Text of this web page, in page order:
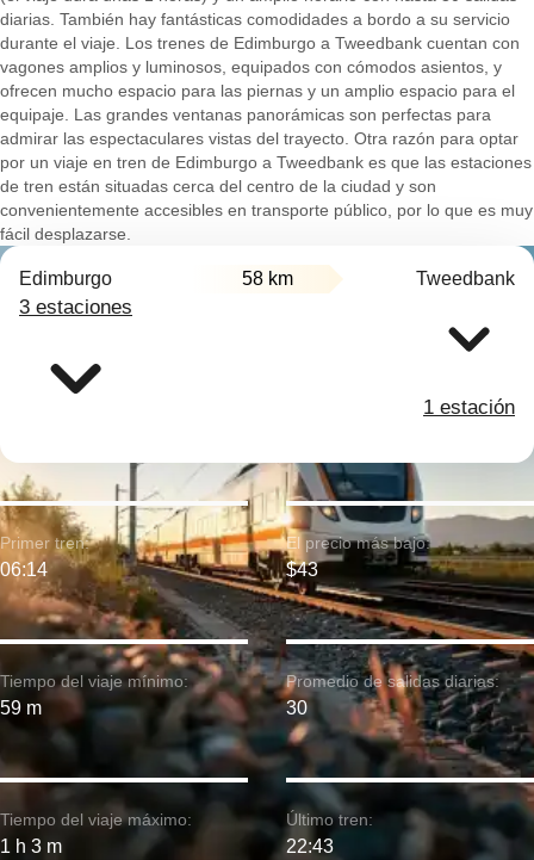
diarias. También hay fantásticas comodidades a bordo a su servicio
durante el viaje. Los trenes de Edimburgo a Tweedbank cuentan con
vagones amplios y luminosos, equipados con cómodos asientos, y
ofrecen mucho espacio para las piernas y un amplio espacio para el
equipaje. Las grandes ventanas panorámicas son perfectas para
admirar las espectaculares vistas del trayecto. Otra razón para optar
por un viaje en tren de Edimburgo a Tweedbank es que las estaciones
de tren están situadas cerca del centro de la ciudad y son
convenientemente accesibles en transporte público, por lo que es muy
fácil desplazarse.
Edimburgo 58 km Tweedbank
3 estaciones
1 estación
Tiempo del viaje mínimo:
59 m
Primer tren:
06:14
Tiempo del viaje máximo:
1 h 3 m
El precio más bajo:
$43
Promedio de salidas diarias:
30
Último tren:
22:43